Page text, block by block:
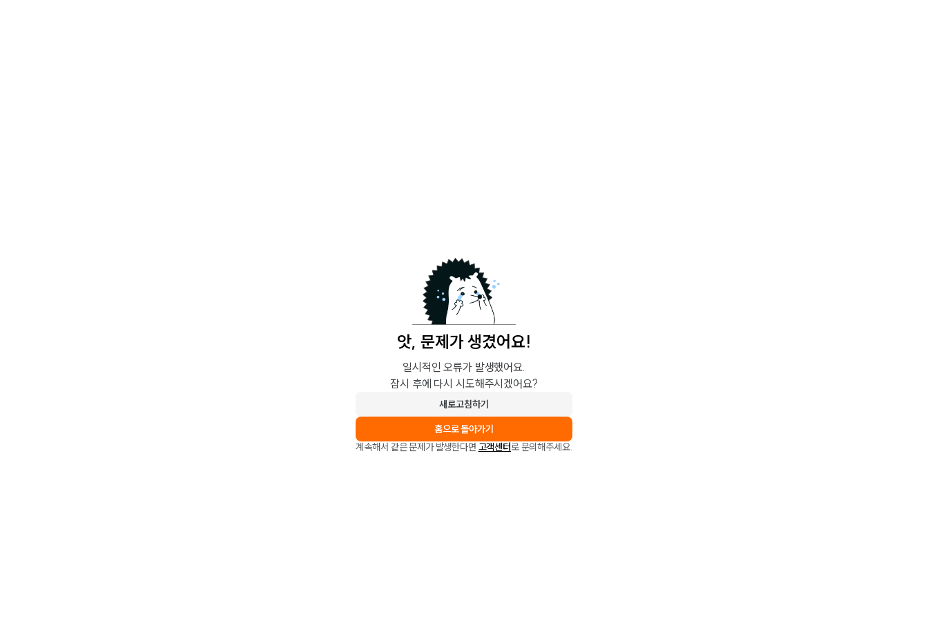
앗, 문제가 생겼어요!
일시적인 오류가 발생했어요.
잠시 후에 다시 시도해주시겠어요?
새로고침하기
홈으로 돌아가기
계속해서 같은 문제가 발생한다면 고객센터로 문의해주세요.